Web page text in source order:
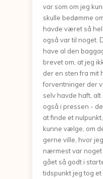
var som om jeg
skulle bedømme
havde været så
også var til noget.
have al den
brevet om, at jeg
der en sten fra mit
forventninger der
selv havde haft,
også i pressen -
at finde et
kunne vælge, om
gerne ville, hvor
nærmest var noget
gået så godt i
tidspunkt jeg tog